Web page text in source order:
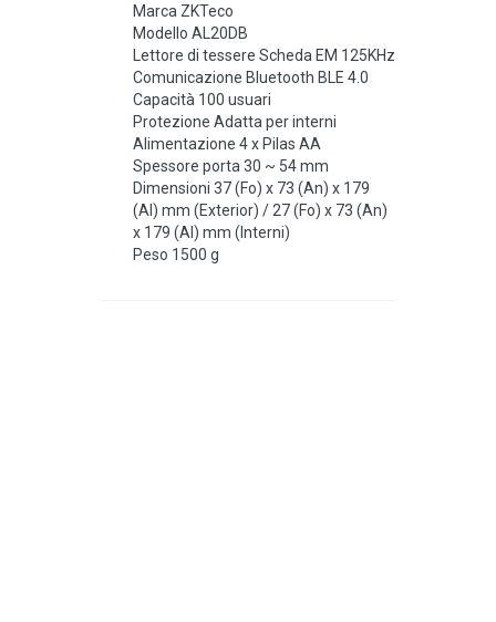
Marca ZKTeco
Modello AL20DB
Lettore di tessere Scheda EM 125KHz
Comunicazione Bluetooth BLE 4.0
Capacità 100 usuari
Protezione Adatta per interni
Alimentazione 4 x Pilas AA
Spessore porta 30 ~ 54 mm
Dimensioni 37 (Fo) x 73 (An) x 179
(Al) mm (Exterior) / 27 (Fo) x 73 (An)
x 179 (Al) mm (Interni)
Peso 1500 g